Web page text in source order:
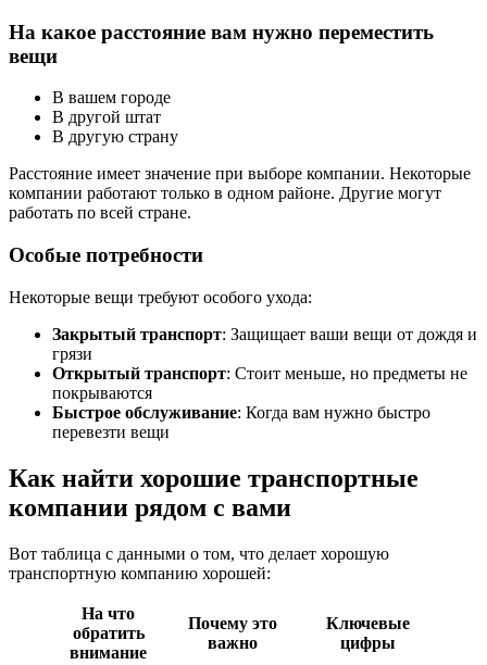
На какое расстояние вам нужно переместить
вещи
В вашем городе
В другой штат
В другую страну
Расстояние имеет значение при выборе компании. Некоторые
компании работают только в одном районе. Другие могут
работать по всей стране.
Особые потребности
Некоторые вещи требуют особого ухода:
Закрытый транспорт: Защищает ваши вещи от дождя и
грязи
Открытый транспорт: Стоит меньше, но предметы не
покрываются
Быстрое обслуживание: Когда вам нужно быстро
перевезти вещи
Как найти хорошие транспортные
компании рядом с вами
Вот таблица с данными о том, что делает хорошую
транспортную компанию хорошей:
На что
обратить
внимание
Почему это
важно
Ключевые
цифры